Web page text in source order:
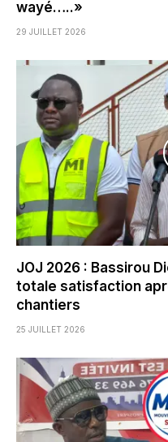
wayé…..»
29 JUILLET 2026
JOJ 2026 : Bassirou
totale satisfaction
chantiers
25 JUILLET 2026